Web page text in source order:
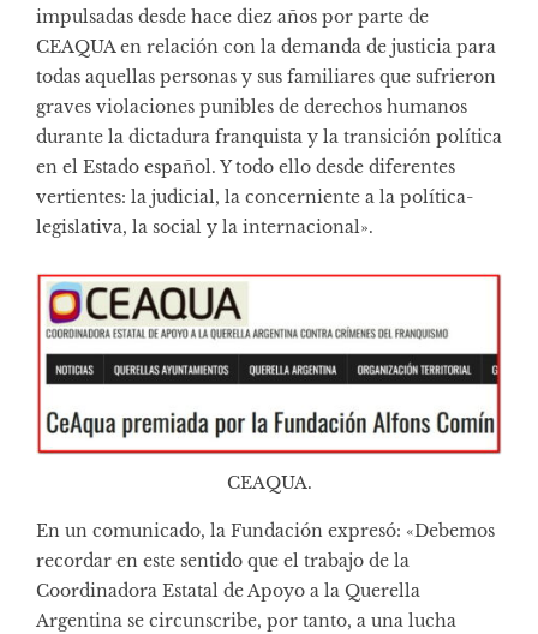
impulsadas desde hace diez años por parte de
CEAQUA en relación con la demanda de justicia para
todas aquellas personas y sus familiares que sufrieron
graves violaciones punibles de derechos humanos
durante la dictadura franquista y la transición política
en el Estado español. Y todo ello desde diferentes
vertientes: la judicial, la concerniente a la política-
legislativa, la social y la internacional».
CEAQUA.
En un comunicado, la Fundación expresó: «Debemos
recordar en este sentido que el trabajo de la
Coordinadora Estatal de Apoyo a la Querella
Argentina se circunscribe, por tanto, a una lucha